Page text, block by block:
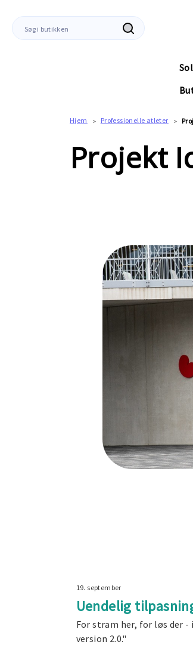
Søg
Hjem Professionelle atleter
Projekt
19. september
Uendelig
For stram her, for løs der
version 2.0."